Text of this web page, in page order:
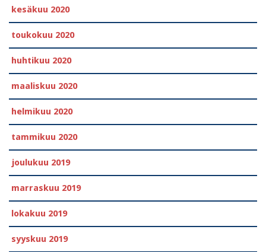
kesäkuu 2020
toukokuu 2020
huhtikuu 2020
maaliskuu 2020
helmikuu 2020
tammikuu 2020
joulukuu 2019
marraskuu 2019
lokakuu 2019
syyskuu 2019